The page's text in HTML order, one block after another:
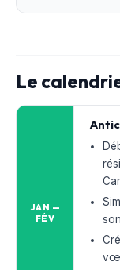
Le
JAN —
FÉV